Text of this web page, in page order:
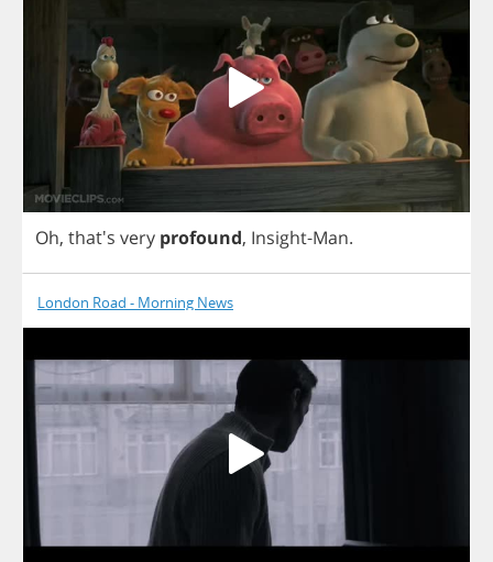
Oh, that's very profound, Insight-Man.
London Road - Morning News